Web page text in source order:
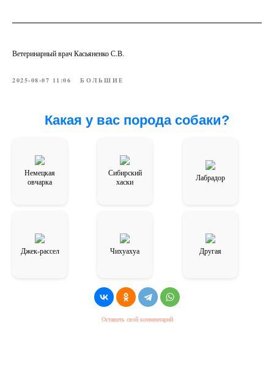
Ветеринарный врач Касьяненко С.В.
2025-08-07 11:06 БОЛЬШИЕ
Какая у вас порода собаки?
Немецкая
овчарка
Сибирский
хаски
Лабрадор
Джек-рассел Чихуахуа Другая
Оставить свой комментарий